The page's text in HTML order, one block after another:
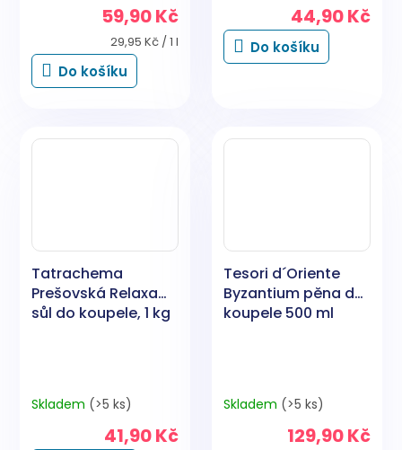
59,90 Kč
Měrná
cena:
29,95 Kč / 1 l
Do košíku
44,90 Kč
Do košíku
Tatrachema
Prešovská Relaxa
sůl do koupele, 1 kg
Skladem (>5 ks)
41,90 Kč
Tesori d´Oriente
Byzantium pěna do
koupele 500 ml
Skladem (>5 ks)
129,90 Kč